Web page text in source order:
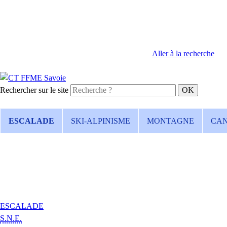
Aller à la recherche
Rechercher sur le site
ESCALADE SKI-ALPINISME MONTAGNE
ESCALADE
S.N.E.